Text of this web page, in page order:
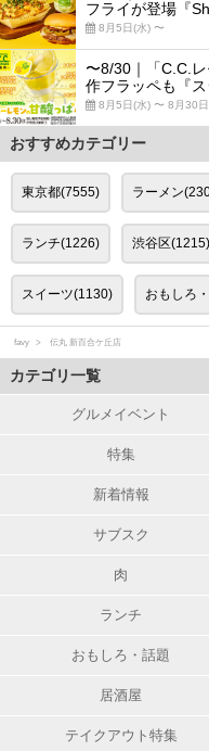
フライが登場『
8月5日(水) 〜
〜8/30｜「C.C.
作フラッペも『ス
8月5日(水) 〜 8月30
おすすめカテゴリー
東京都(7555) ラーメン
ランチ(1226) 渋谷区(1215)
スイーツ(1130) おもしろ
favy 伝丸 新百合ケ丘店
カテゴリ一覧
グルメイベント
特集
新着情報
サブスク
肉
ランチ
おもしろ・話題
居酒屋
テイクアウト特集